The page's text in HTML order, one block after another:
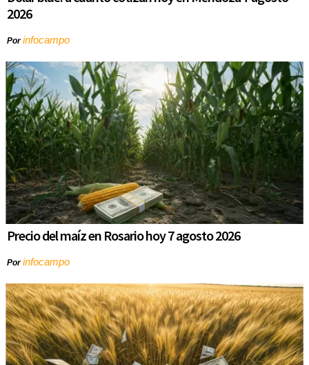
2026
Porinfocampo
Precio del maíz en Rosario hoy 7 agosto 2026
Porinfocampo